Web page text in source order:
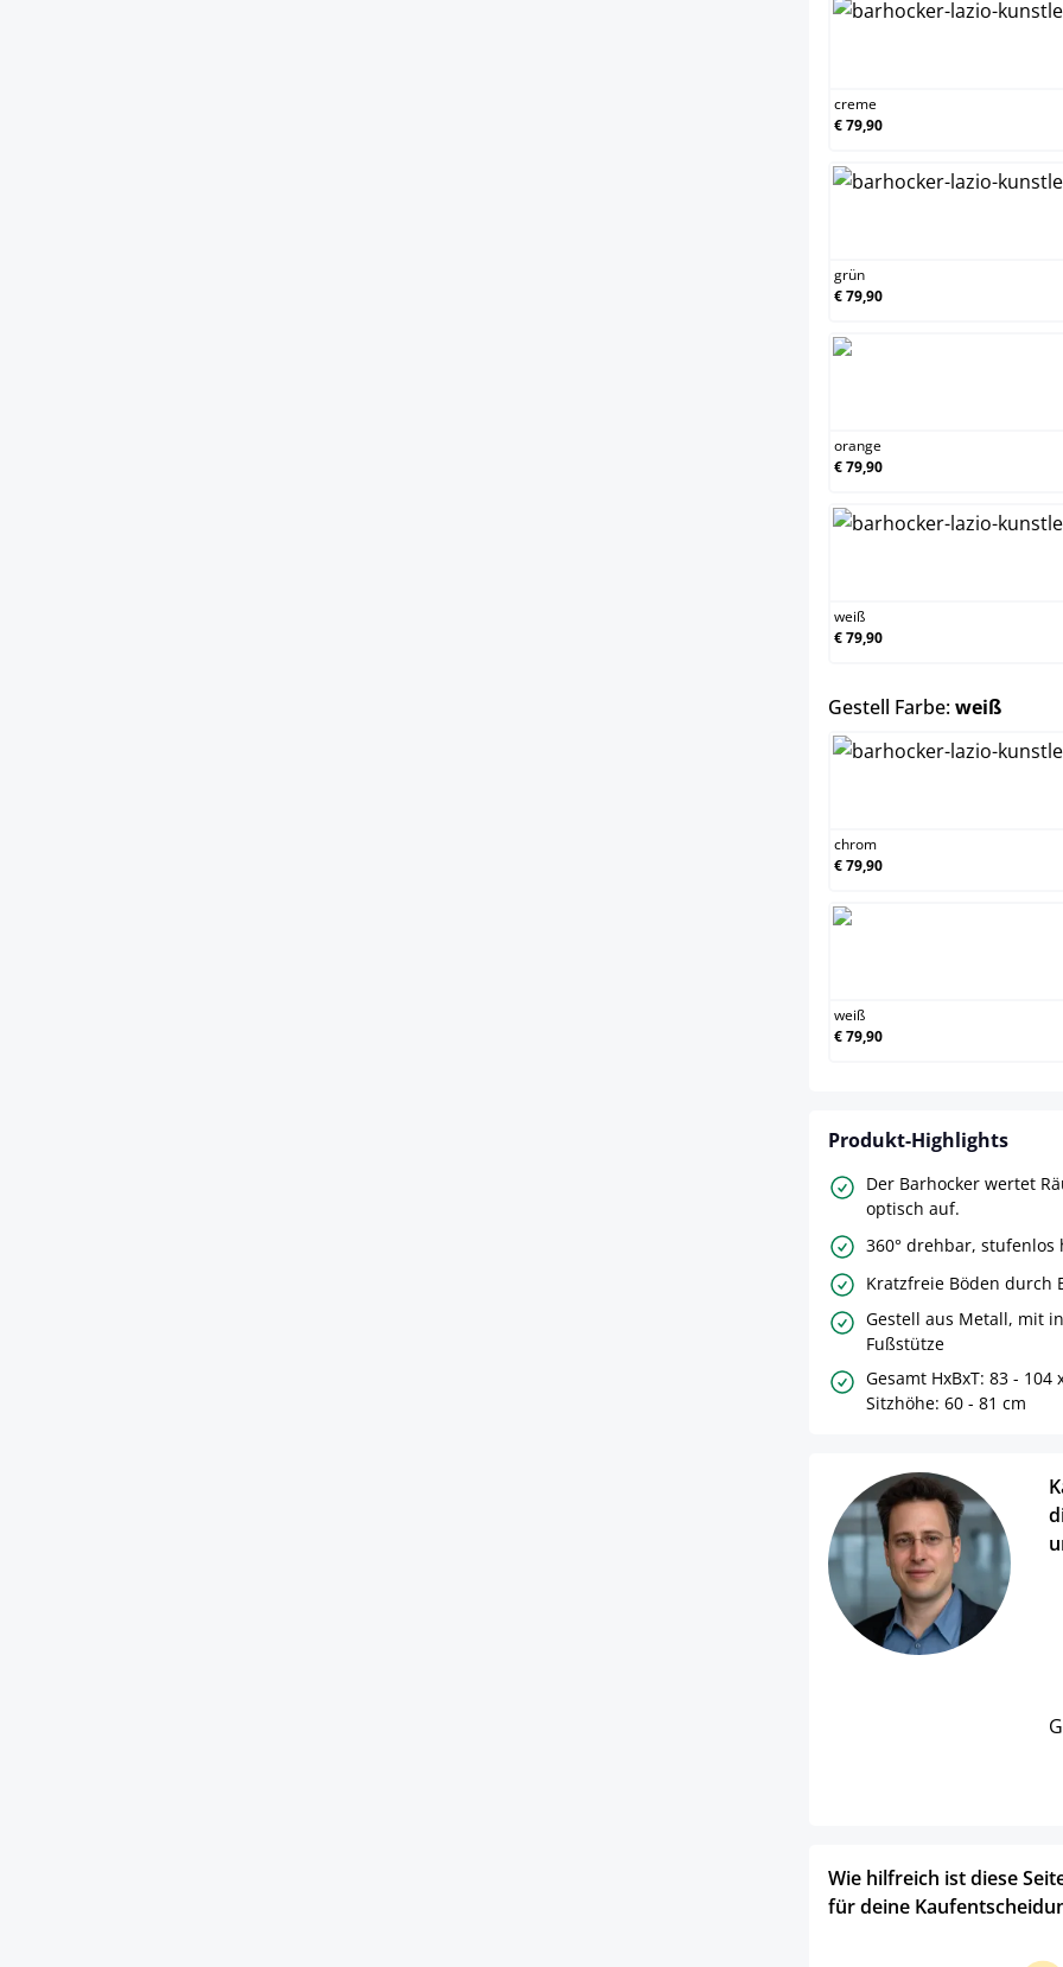
creme
€ 79,90
grün
€ 79,90
orange
€ 79,90
weiß
€ 79,90
Gestell Farbe:weiß
chrom
€ 79,90
weiß
€ 79,90
Produkt-Highlights
Der Barhocker wertet
optisch auf.
360° drehbar, stufenlos
Kratzfreie Böden durch
Gestell aus Metall, mit
Fußstütze
Gesamt HxBxT: 83 - 104
Sitzhöhe: 60 - 81 cm
Wie hilfreich ist diese
für deine